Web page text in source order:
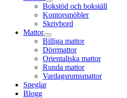
Bokstöd och bokställ
Kontorsmöbler
Skrivbord
Mattor
Billiga mattor
Dörrmattor
Orientaliska mattor
Runda mattor
Vardagsrumsmattor
Speglar
Blogg